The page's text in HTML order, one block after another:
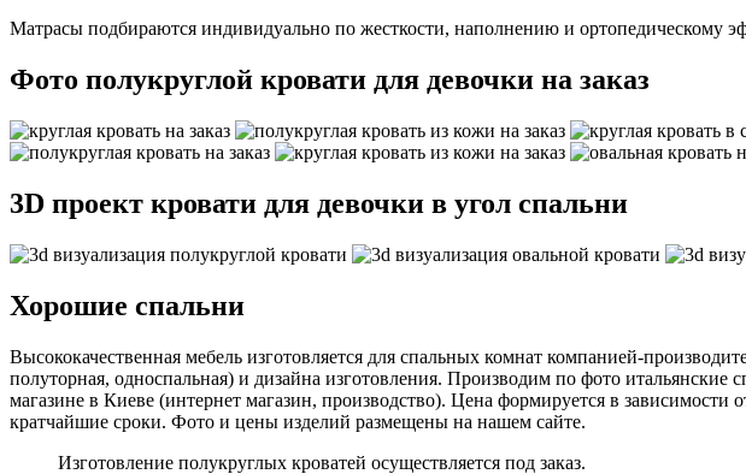
Матрасы подбираются индивидуально по жесткости, наполнению и ортопедическому
Фото полукруглой кровати для девочки на заказ
3D проект кровати для девочки в угол спальни
Хорошие спальни
Высококачественная мебель изготовляется для спальных комнат компанией-
полуторная, односпальная) и дизайна изготовления. Производим по фото
магазине в Киеве (интернет магазин, производство). Цена формируется в
кратчайшие сроки. Фото и цены изделий размещены на нашем сайте.
Изготовление полукруглых кроватей осуществляется под заказ.